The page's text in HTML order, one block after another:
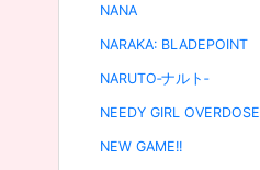
NANA
NARAKA: BLADEPOINT
NARUTO‐ナルト‐
NEEDY GIRL OVERDOSE
NEW GAME!!